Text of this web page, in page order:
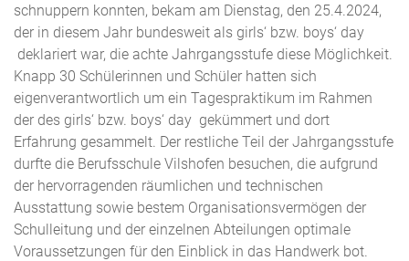
schnuppern konnten, bekam am Dienstag, den 25.4.2024,
der in diesem Jahr bundesweit als girls‘ bzw. boys‘ day
deklariert war, die achte Jahrgangsstufe diese Möglichkeit.
Knapp 30 Schülerinnen und Schüler hatten sich
eigenverantwortlich um ein Tagespraktikum im Rahmen
der des girls‘ bzw. boys‘ day gekümmert und dort
Erfahrung gesammelt. Der restliche Teil der Jahrgangsstufe
durfte die Berufsschule Vilshofen besuchen, die aufgrund
der hervorragenden räumlichen und technischen
Ausstattung sowie bestem Organisationsvermögen der
Schulleitung und der einzelnen Abteilungen optimale
Voraussetzungen für den Einblick in das Handwerk bot.